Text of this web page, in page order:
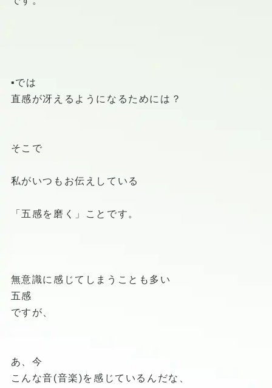
▪️では
直感が冴えるようになるためには？
そこで
私がいつもお伝えしている
「五感を磨く」ことです。
無意識に感じてしまうことも多い
五感
ですが、
あ、今
こんな音(音楽)を感じているんだな、